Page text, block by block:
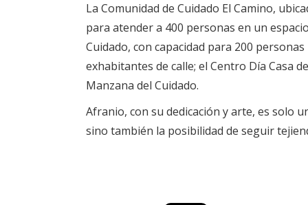
La Comunidad de Cuidado El Camino,
para atender a 400 personas en un
Cuidado, con capacidad para 200
exhabitantes de calle; el Centro Día Casa
Manzana del Cuidado.
Afranio, con su dedicación y arte, es solo
sino también la posibilidad de seguir